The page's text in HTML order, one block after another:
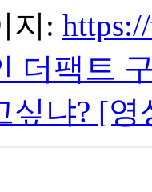
지:
더팩트
싶냐? [